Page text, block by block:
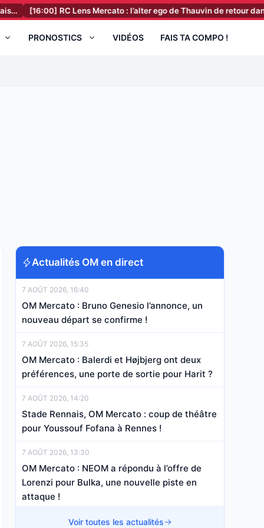
RC Lens Mercato : l’alter ego de Thauvin de retour dans les
PRONOSTICS VIDÉOS FAIS TA COMPO !
Actualités OM en direct
7 AOÛT 2026, 16:40
OM Mercato : Bruno Genesio l’annonce, un
nouveau départ se confirme !
7 AOÛT 2026, 15:35
OM Mercato : Balerdi et Højbjerg ont deux
préférences, une porte de sortie pour Harit ?
7 AOÛT 2026, 14:20
Stade Rennais, OM Mercato : coup de théâtre
pour Youssouf Fofana à Rennes !
7 AOÛT 2026, 13:30
OM Mercato : NEOM a répondu à l’offre de
Lorenzi pour Bulka, une nouvelle piste en
attaque !
7 AOÛT 2026, 11:05Voir toutes les actualités